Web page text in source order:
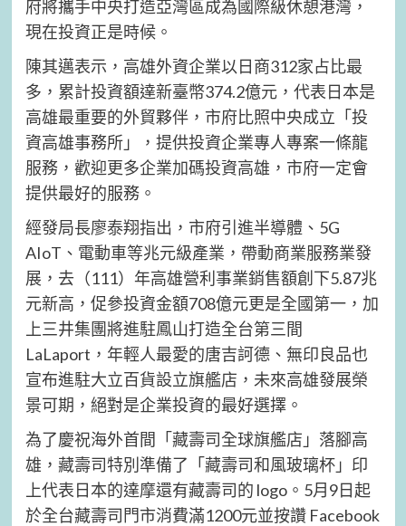
府將攜手中央打造亞灣區成為國際級休憩港灣，
現在投資正是時候。
陳其邁表示，高雄外資企業以日商312家占比最
多，累計投資額達新臺幣374.2億元，代表日本是
高雄最重要的外貿夥伴，市府比照中央成立「投
資高雄事務所」，提供投資企業專人專案一條龍
服務，歡迎更多企業加碼投資高雄，市府一定會
提供最好的服務。
經發局長廖泰翔指出，市府引進半導體、5G
AIoT、電動車等兆元級產業，帶動商業服務業發
展，去（111）年高雄營利事業銷售額創下5.87兆
元新高，促參投資金額708億元更是全國第一，加
上三井集團將進駐鳳山打造全台第三間
LaLaport，年輕人最愛的唐吉訶德、無印良品也
宣布進駐大立百貨設立旗艦店，未來高雄發展榮
景可期，絕對是企業投資的最好選擇。
為了慶祝海外首間「藏壽司全球旗艦店」落腳高
雄，藏壽司特別準備了「藏壽司和風玻璃杯」印
上代表日本的達摩還有藏壽司的 logo。5月9日起
於全台藏壽司門市消費滿1200元並按讚 Facebook